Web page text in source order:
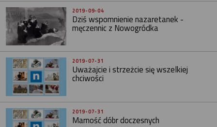
2019-09-04
Dziś wspomnienie nazaretanek -
męczennic z Nowogródka
2019-07-31
Uważajcie i strzeżcie się wszelkiej
chciwości
2019-07-31
Marność dóbr doczesnych